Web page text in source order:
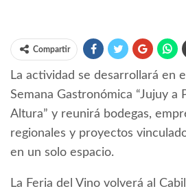
Compartir
La actividad se desarrollará en
Semana Gastronómica “Jujuy a
Altura” y reunirá bodegas,
regionales y proyectos
en un solo espacio.
La Feria del Vino volverá al